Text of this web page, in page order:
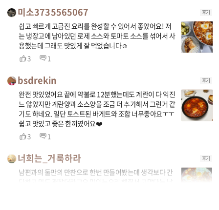
미소3735565067 후기
쉽고 빠르게 고급진 요리를 완성할 수 있어서 좋았어요! 저
는 냉장고에 남아있던 로제 소스와 토마토 소스를 섞어서 사
용했는데 그래도 맛있게 잘 먹었습니다☺️
3 1
bsdrekin 후기
완전 맛있었어요 끝에 약불로 12분했는데도 계란이 다 익진
느 않았지만 계란양과 소스양을 조금 더 추가해서 그런거 같
기도 하네요. 일단 토스트된 바게트와 조합 너무좋아요ㅜㅜ
쉽고 맛있고 좋은 한끼였어요❤️
3 1
너희는_거룩하라 후기
남편과의 둘만의 만찬으로 한번 만들어봤는데 생각보다 간